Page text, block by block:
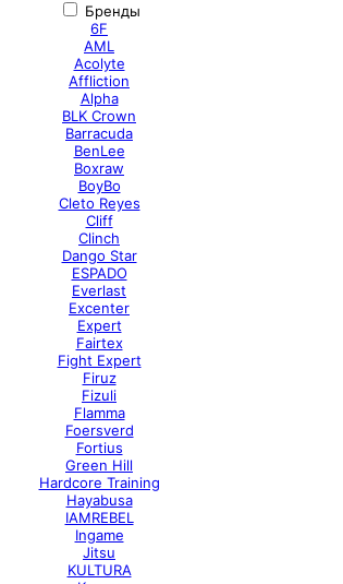
Бренды
6F
AML
Acolyte
Affliction
Alpha
BLK Crown
Barracuda
BenLee
Boxraw
BoyBo
Cleto Reyes
Cliff
Clinch
Dango Star
ESPADO
Everlast
Excenter
Expert
Fairtex
Fight Expert
Firuz
Fizuli
Flamma
Foersverd
Fortius
Green Hill
Hardcore Training
Hayabusa
IAMREBEL
Ingame
Jitsu
KULTURA